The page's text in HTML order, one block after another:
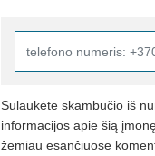
Sulaukėte skambučio iš
informacijos apie šią
žemiau esančiuose